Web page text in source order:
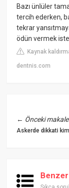
Bazı ünlüler
tercih ederken,
tekrar
ödün vermek
Kaynak
dentnis.com
← Önceki makale
Askerde dikkati